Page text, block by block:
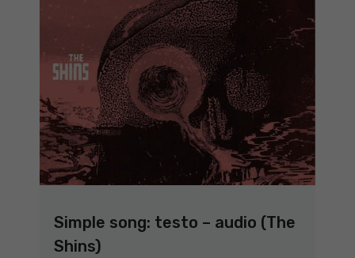
Simple song: testo – audio (The
Shins)